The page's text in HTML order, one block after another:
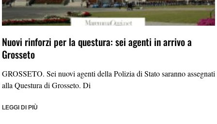
Nuovi rinforzi per la questura: sei agenti in arrivo a
Grosseto
GROSSETO. Sei nuovi agenti della Polizia di Stato saranno assegnati
alla Questura di Grosseto. Di
LEGGI DI PIÙ